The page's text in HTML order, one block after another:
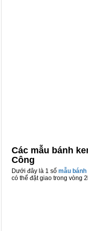
Các mẫu bánh
Công
Dưới đây là 1 số mẫu
có thể đặt giao trong vòng